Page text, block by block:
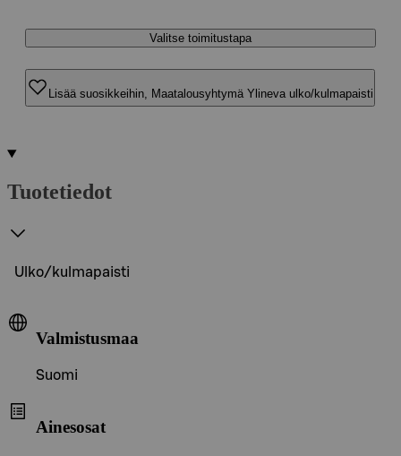
Valitse toimitustapa
Lisää suosikkeihin, Maatalousyhtymä Ylineva ulko/kulmapaisti
Tuotetiedot
Ulko/kulmapaisti
Valmistusmaa
Suomi
Ainesosat